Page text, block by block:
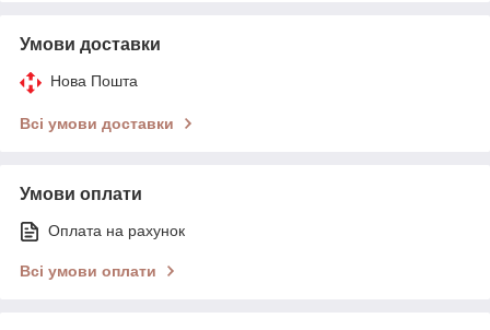
Умови доставки
Нова Пошта
Всі умови доставки
Умови оплати
Оплата на рахунок
Всі умови оплати